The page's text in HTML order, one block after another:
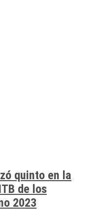
quinto en la
de los
2023